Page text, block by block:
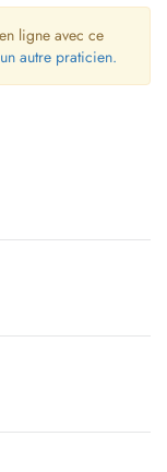
ligne avec ce
autre praticien.